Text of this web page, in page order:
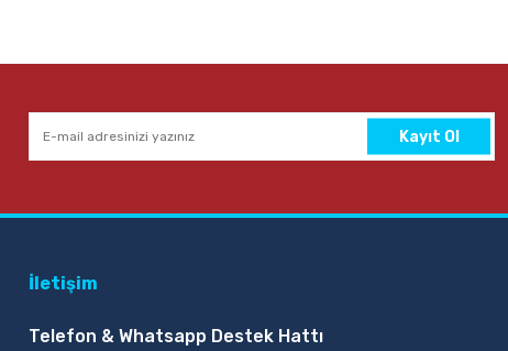
Kayıt Ol
İletişim
Telefon & Whatsapp Destek Hattı